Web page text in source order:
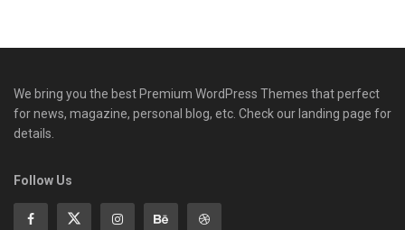
We bring you the best Premium WordPress Themes that perfect
for news, magazine, personal blog, etc. Check our landing page for
details.
Follow Us